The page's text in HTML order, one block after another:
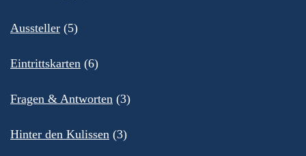
Aussteller (5)
Eintrittskarten (6)
Fragen & Antworten (3)
Hinter den Kulissen (3)